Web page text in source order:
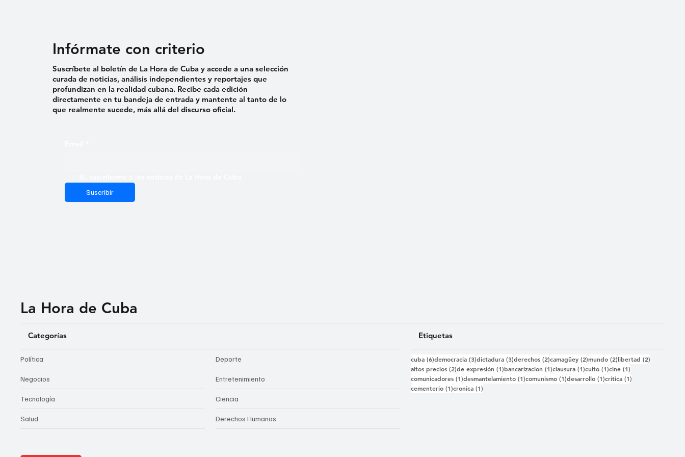
Infórmate con criterio
Suscribir
Suscríbete al boletín de La Hora de Cuba y accede a una selección
curada de noticias, análisis independientes y reportajes que
profundizan en la realidad cubana. Recibe cada edición
directamente en tu bandeja de entrada y mantente al tanto de lo
que realmente sucede, más allá del discurso oficial.
La Hora de Cuba
Categorías
Política
Negocios
Tecnología
Salud
Deporte
Entretenimiento
Ciencia
Derechos Humanos
Etiquetas
cuba (6)6 entradas
democracia (3)3 entradas
dictadura (3)3 entradas
derechos (2)2 entradas
camagüey (2)2 entradas
mundo (2)2 entradas
libertad (2)
altos precios (2)2 entradas
de expresión (1)1 entrada
bancarizacion (1)1 entrada
clausura (1)1 entrada
culto (1)1 entrada
cine (1)
comunicadores (1)1 entrada
desmantelamiento (1)1 entrada
comunismo (1)1 entrada
desarrollo (1)1 entrada
critica (1)
cementerio (1)1 entrada
cronica (1)